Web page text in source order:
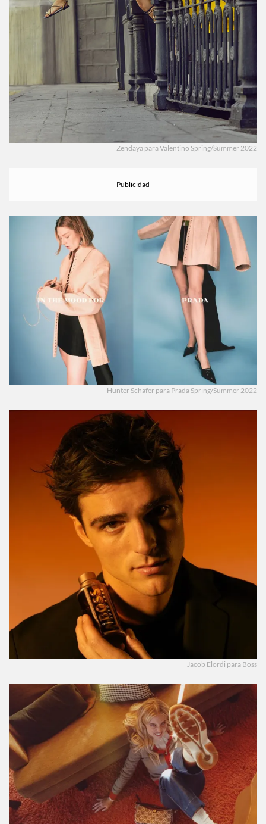
Zendaya para Valentino Spring/Summer 2022
Hunter Schafer para Prada Spring/Summer 2022
Jacob Elordi para Boss